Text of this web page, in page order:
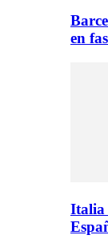
en
Italia